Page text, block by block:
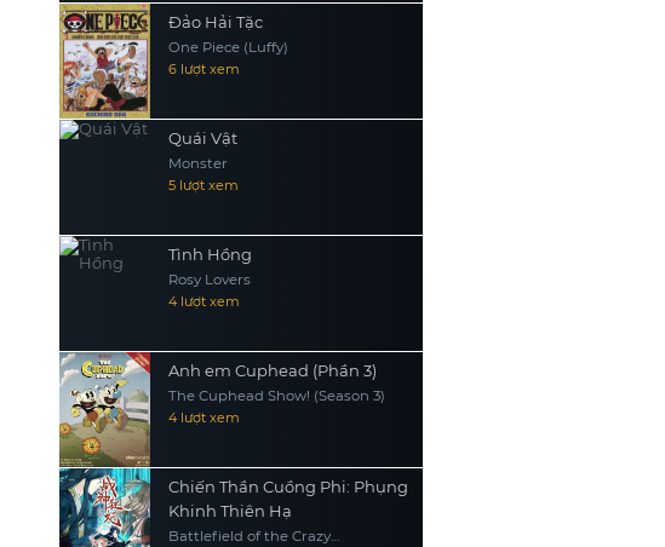
Đảo Hải Tặc
One Piece (Luffy)
6 lượt xem
Quái Vật
Monster
5 lượt xem
Tình Hồng
Rosy Lovers
4 lượt xem
Anh em Cuphead (Phần 3)
The Cuphead Show! (Season 3)
4 lượt xem
Chiến Thần Cuồng Phi: Phụng
Khinh Thiên Hạ
Battlefield of the Crazy